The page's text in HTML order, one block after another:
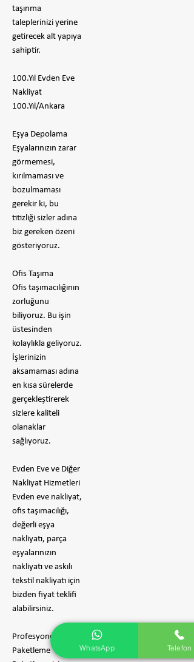
taşınma
taleplerinizi yerine
getirecek alt yapıya
sahiptir.
100.Yıl Evden Eve
Nakliyat
100.Yıl/Ankara
Eşya Depolama
Eşyalarınızın zarar
görmemesi,
kırılmaması ve
bozulmaması
gerekir ki, bu
titizliği sizler adına
biz gereken özeni
gösteriyoruz.
Ofis Taşıma
Ofis taşımacılığının
zorluğunu
biliyoruz. Bu işin
üstesinden
kolaylıkla geliyoruz.
İşlerinizin
aksamaması adına
en kısa sürelerde
gerçekleştirerek
sizlere kaliteli
olanaklar
sağlıyoruz.
Evden Eve ve Diğer
Nakliyat Hizmetleri
Evden eve nakliyat,
ofis taşımacılığı,
değerli eşya
nakliyatı, parça
eşyalarınızın
nakliyatı ve askılı
tekstil nakliyatı için
bizden fiyat teklifi
alabilirsiniz.
Profesyonel
Paketleme
WhatsApp Telefon